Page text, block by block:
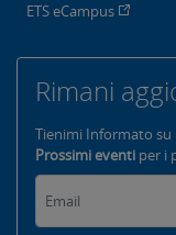
ETS eCampus
Rimani
Tienimi Informato su
Prossimi eventi per i